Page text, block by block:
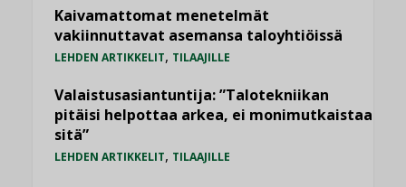
Kaivamattomat menetelmät
vakiinnuttavat asemansa taloyhtiöissä
LEHDEN ARTIKKELIT, TILAAJILLE
Valaistusasiantuntija: ”Talotekniikan
pitäisi helpottaa arkea, ei monimutkaistaa
sitä”
LEHDEN ARTIKKELIT, TILAAJILLE